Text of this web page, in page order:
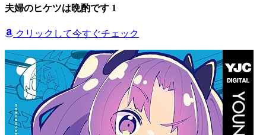
夫婦のヒケツは晩酌です 1
クリックして今すぐチェック